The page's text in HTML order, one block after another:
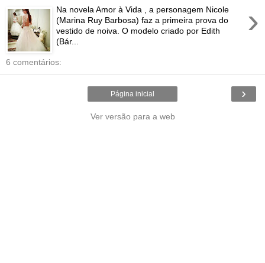
›
Na novela Amor à Vida , a personagem Nicole
(Marina Ruy Barbosa) faz a primeira prova do
vestido de noiva. O modelo criado por Edith
(Bár...
6 comentários:
›
Página inicial
Ver versão para a web